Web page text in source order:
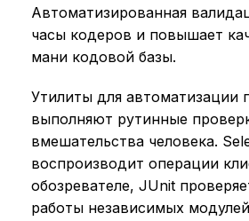
Автоматизированная
часы кодеров и повышает
мани кодовой базы.
Утилиты для автоматизации
выполняют рутинные
вмешательства человека.
воспроизводит операции
обозревателе, JUnit
работы независимых